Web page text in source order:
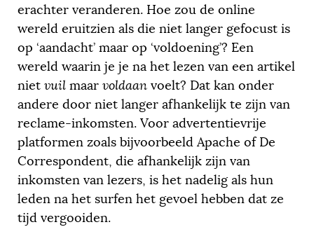
erachter veranderen. Hoe zou de online
wereld eruitzien als die niet langer gefocust is
op ‘aandacht’ maar op ‘voldoening’? Een
wereld waarin je je na het lezen van een artikel
niet vuil maar voldaan voelt? Dat kan onder
andere door niet langer afhankelijk te zijn van
reclame-inkomsten. Voor advertentievrije
platformen zoals bijvoorbeeld Apache of De
Correspondent, die afhankelijk zijn van
inkomsten van lezers, is het nadelig als hun
leden na het surfen het gevoel hebben dat ze
tijd vergooiden.